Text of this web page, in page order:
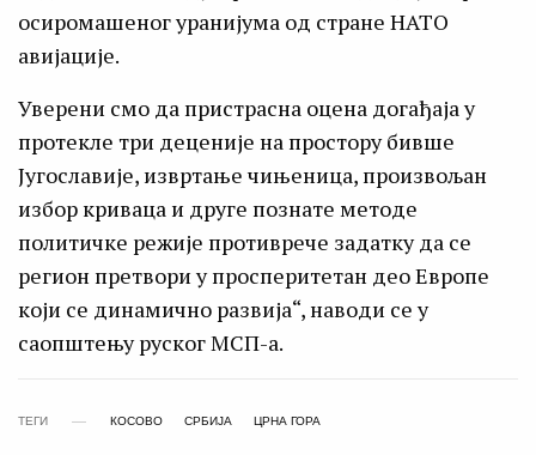
осиромашеног уранијума од стране НАТО
авијације.
Уверени смо да пристрасна оцена догађаја у
протекле три деценије на простору бивше
Југославије, извртање чињеница, произвољан
избор криваца и друге познате методе
политичке режије противрече задатку да се
регион претвори у просперитетан део Европе
који се динамично развија“, наводи се у
саопштењу руског МСП-а.
ТЕГИ КОСОВО СРБИЈА ЦРНА ГОРА